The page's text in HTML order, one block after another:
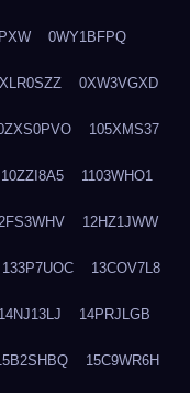
0WY1BFPQ
0XW3VGXD
105XMS37
10ZZI8A5 1103WHO1
12HZ1JWW
133P7UOC 13COV7L8
14NJ13LJ 14PRJLGB
15C9WR6H